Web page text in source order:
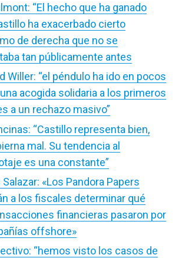
“El hecho que ha ganado
ha exacerbado cierto
de derecha que no se
tan públicamente antes
Willer: “el péndulo ha ido en pocos
acogida solidaria a los primeros
a un rechazo masivo”
“Castillo representa bien,
mal. Su tendencia al
es una constante”
«Los Pandora Papers
a los fiscales determinar qué
financieras pasaron por
offshore»
“hemos visto los casos de